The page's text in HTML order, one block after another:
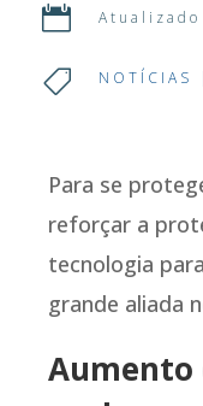

 NOTÍCIAS
Para se
reforçar a
tecnologia
grande aliada
Aumento